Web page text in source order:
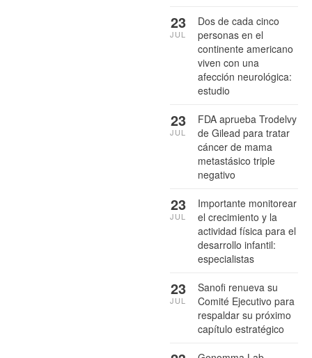
Dos de cada cinco
personas en el
continente americano
viven con una
afección neurológica:
estudio
23
JUL
FDA aprueba Trodelvy
de Gilead para tratar
cáncer de mama
metastásico triple
negativo
23
JUL
Importante monitorear
el crecimiento y la
actividad física para el
desarrollo infantil:
especialistas
23
JUL
Sanofi renueva su
Comité Ejecutivo para
respaldar su próximo
capítulo estratégico
23
JUL